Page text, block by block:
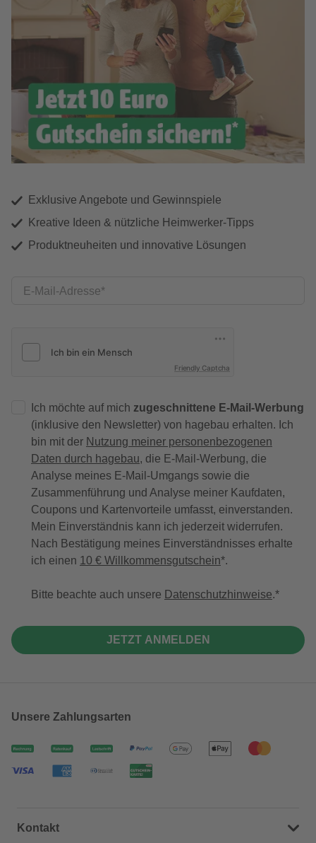
Exklusive Angebote und Gewinnspiele
Kreative Ideen & nützliche Heimwerker-Tipps
Produktneuheiten und innovative Lösungen
E-Mail-Adresse
Friendly Captcha
Ich möchte auf mich zugeschnittene E-Mail-Werbung
(inklusive den Newsletter) von hagebau erhalten. Ich
bin mit der Nutzung meiner personenbezogenen
Daten durch hagebau, die E-Mail-Werbung, die
Analyse meines E-Mail-Umgangs sowie die
Zusammenführung und Analyse meiner Kaufdaten,
Coupons und Kartenvorteile umfasst, einverstanden.
Mein Einverständnis kann ich jederzeit widerrufen.
Nach Bestätigung meines Einverständnisses erhalte
ich einen 10 € Willkommensgutschein*.
Bitte beachte auch unsere Datenschutzhinweise.
JETZT ANMELDEN
Unsere Zahlungsarten
Kontakt